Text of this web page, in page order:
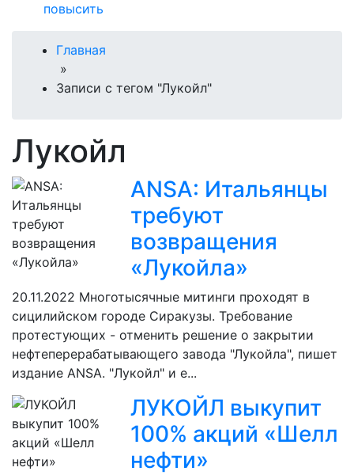
повысить
Главная
»
Записи с тегом "Лукойл"
Лукойл
ANSA: Итальянцы
требуют
возвращения
«Лукойла»
20.11.2022 Многотысячные митинги проходят в
сицилийском городе Сиракузы. Требование
протестующих - отменить решение о закрытии
нефтеперерабатывающего завода "Лукойла", пишет
издание ANSA. "Лукойл" и е...
ЛУКОЙЛ выкупит
100% акций «Шелл
нефти»